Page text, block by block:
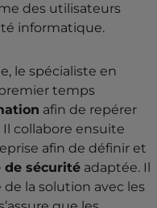
des utilisateurs
informatique.
le spécialiste en
temps
afin de repérer
Il collabore ensuite
afin de définir et
de sécurité adaptée. Il
la solution avec les